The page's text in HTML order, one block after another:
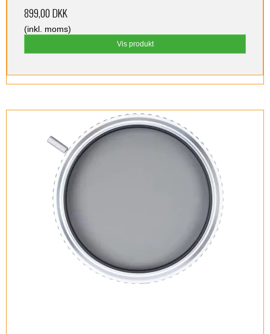
899,00 DKK
(inkl. moms)
Vis produkt